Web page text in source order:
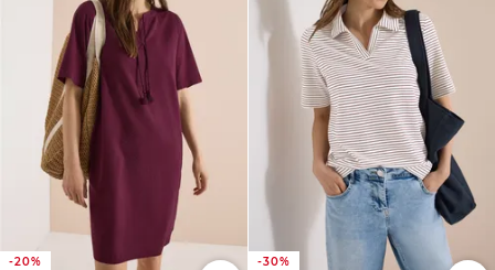
-20% -30%